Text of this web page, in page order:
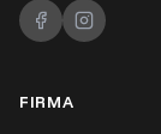
FIRMA